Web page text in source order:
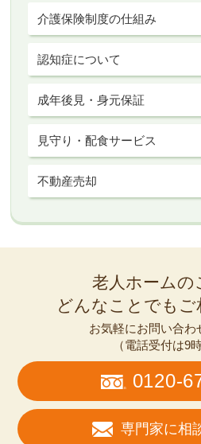
介護保険制度の仕組み
認知症について
成年後見・身元保証
見守り・配食サービス
不動産売却
老人ホームの
どんなことでも
お気軽にお問い合わ
（電話受付は9
0120-
専門家に相